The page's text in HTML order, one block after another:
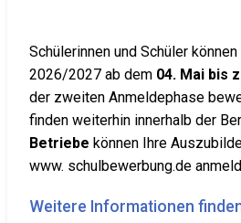
Schülerinnen und Schüler
2026/2027 ab dem 04. Mai bis
der zweiten Anmeldephase
finden weiterhin innerhalb der
Betriebe können Ihre
www. schulbewerbung.de
Weitere Informationen